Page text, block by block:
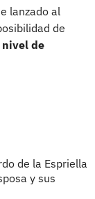
lanzado al
de
de
de la Espriella
y sus